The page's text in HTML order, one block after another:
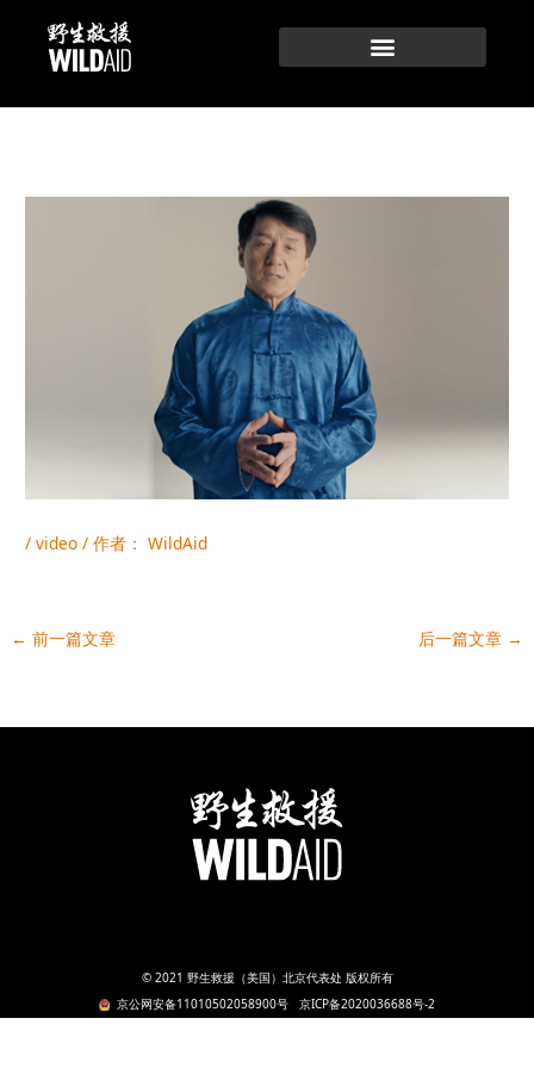
/video / 作者： WildAid
← 前一篇文章 后一篇文章 →
© 2021 野生救援（美国）北京代表处 版权所有
京公网安备11010502058900号
京ICP备2020036688号-2